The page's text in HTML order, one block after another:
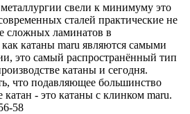
свели к минимуму это
сталей практические не
сложных ламинатов в
катаны maru являются самыми
это самый распространённый тип
катаны и сегодня.
что подавляющее большинство
- это катаны с клинком maru.
58